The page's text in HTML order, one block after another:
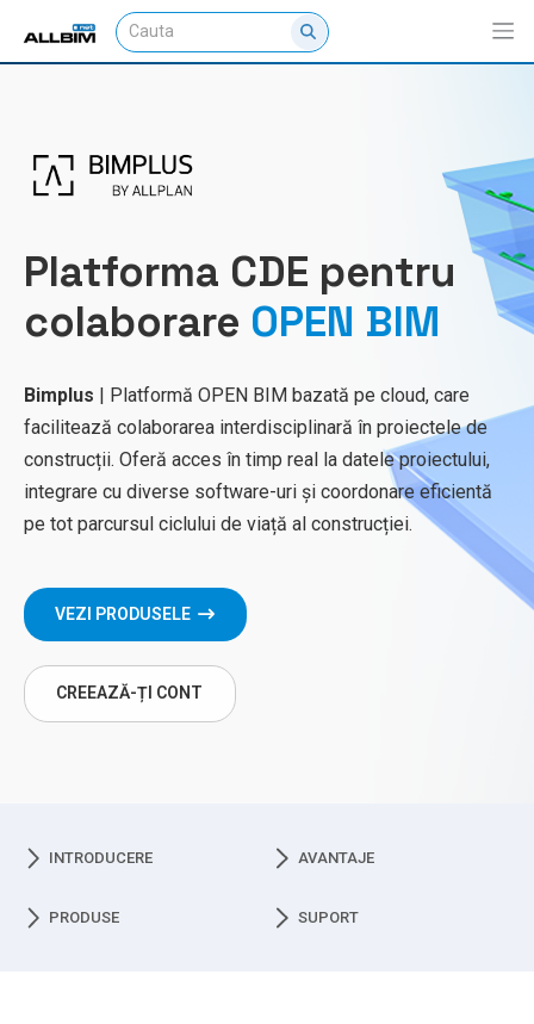
Platforma CDE pentru
colaborare OPEN BIM
Bimplus | Platformă OPEN BIM bazată pe cloud, care
facilitează colaborarea interdisciplinară în proiectele de
construcții. Oferă acces în timp real la datele proiectului,
integrare cu diverse software-uri și coordonare eficientă
pe tot parcursul ciclului de viață al construcției.
VEZI PRODUSELE
CREEAZĂ-ȚI CONT
INTRODUCERE AVANTAJE
PRODUSE SUPORT